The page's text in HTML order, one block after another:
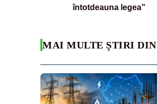
întotdeauna legea”
MAI MULTE ȘTIRI DIN